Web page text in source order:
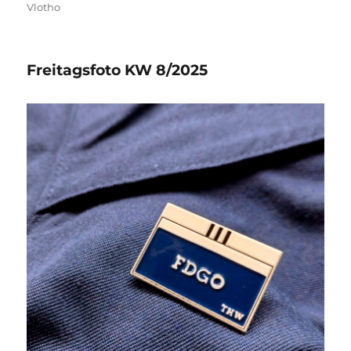
Vlotho
Freitagsfoto KW 8/2025